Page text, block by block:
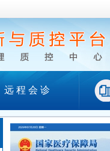
远 程 会 诊